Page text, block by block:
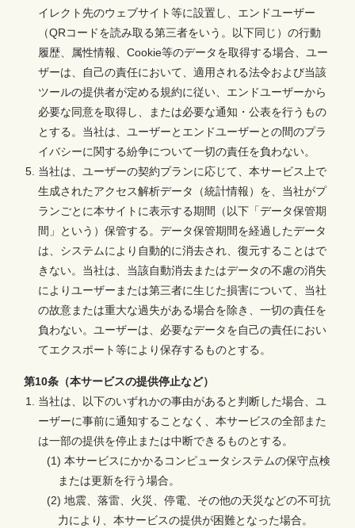
イレクト先のウェブサイト等に設置し、エンドユーザー
（QRコードを読み取る第三者をいう。以下同じ）の行動
履歴、属性情報、Cookie等のデータを取得する場合、ユー
ザーは、自己の責任において、適用される法令および当該
ツールの提供者が定める規約に従い、エンドユーザーから
必要な同意を取得し、または必要な通知・公表を行うもの
とする。当社は、ユーザーとエンドユーザーとの間のプラ
イバシーに関する紛争について一切の責任を負わない。
当社は、ユーザーの契約プランに応じて、本サービス上で
生成されたアクセス解析データ（統計情報）を、当社がプ
ランごとに本サイトに表示する期間（以下「データ保管期
間」という）保管する。データ保管期間を経過したデータ
は、システムにより自動的に消去され、復元することはで
きない。当社は、当該自動消去またはデータの不慮の消失
によりユーザーまたは第三者に生じた損害について、当社
の故意または重大な過失がある場合を除き、一切の責任を
負わない。ユーザーは、必要なデータを自己の責任におい
てエクスポート等により保存するものとする。
第10条（本サービスの提供停止など）
当社は、以下のいずれかの事由があると判断した場合、ユ
ーザーに事前に通知することなく、本サービスの全部また
は一部の提供を停止または中断できるものとする。
(1) 本サービスにかかるコンピュータシステムの保守点検
または更新を行う場合。
(2) 地震、落雷、火災、停電、その他の天災などの不可抗
力により、本サービスの提供が困難となった場合。